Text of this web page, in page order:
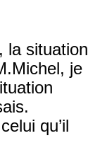
la situation
je
qu’il